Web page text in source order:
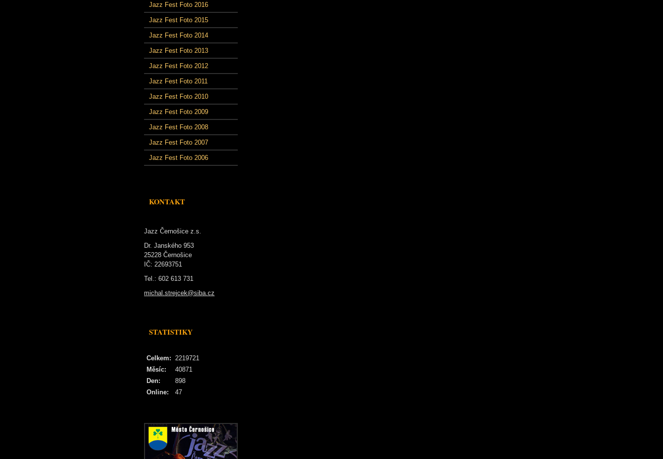
Jazz Fest Foto 2016
Jazz Fest Foto 2015
Jazz Fest Foto 2014
Jazz Fest Foto 2013
Jazz Fest Foto 2012
Jazz Fest Foto 2011
Jazz Fest Foto 2010
Jazz Fest Foto 2009
Jazz Fest Foto 2008
Jazz Fest Foto 2007
Jazz Fest Foto 2006
KONTAKT
Jazz Černošice z.s.
Dr. Janského 953
25228 Černošice
IČ: 22693751
Tel.: 602 613 731
michal.strejcek@siba.cz
STATISTIKY
Online: 47
Celkem: 2219721
Měsíc:
40871
Den:
898